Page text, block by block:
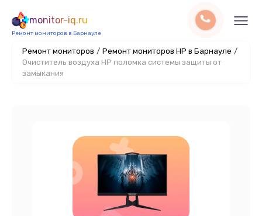
monitor-iq.ru
Ремонт мониторов в Барнауле
Ремонт мониторов / Ремонт мониторов HP в Барнауле /
Очиститель воздуха HP поломка системы защиты от
замыкания